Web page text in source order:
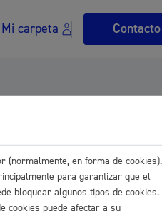
Mi carpeta Contacto
y multas
privativa y el
(normalmente, en forma de cookies).
para garantizar que el
bloquear algunos tipos de cookies.
cookies puede afectar a su